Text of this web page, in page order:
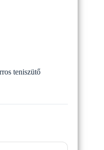
teniszütő